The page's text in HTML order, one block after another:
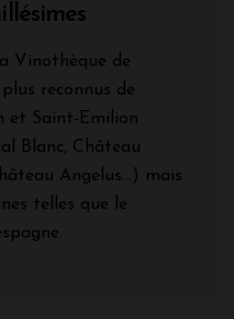
Vinothèque de
reconnus de
et Saint-Emilion
Blanc, Château
Angelus...) mais
telles que le